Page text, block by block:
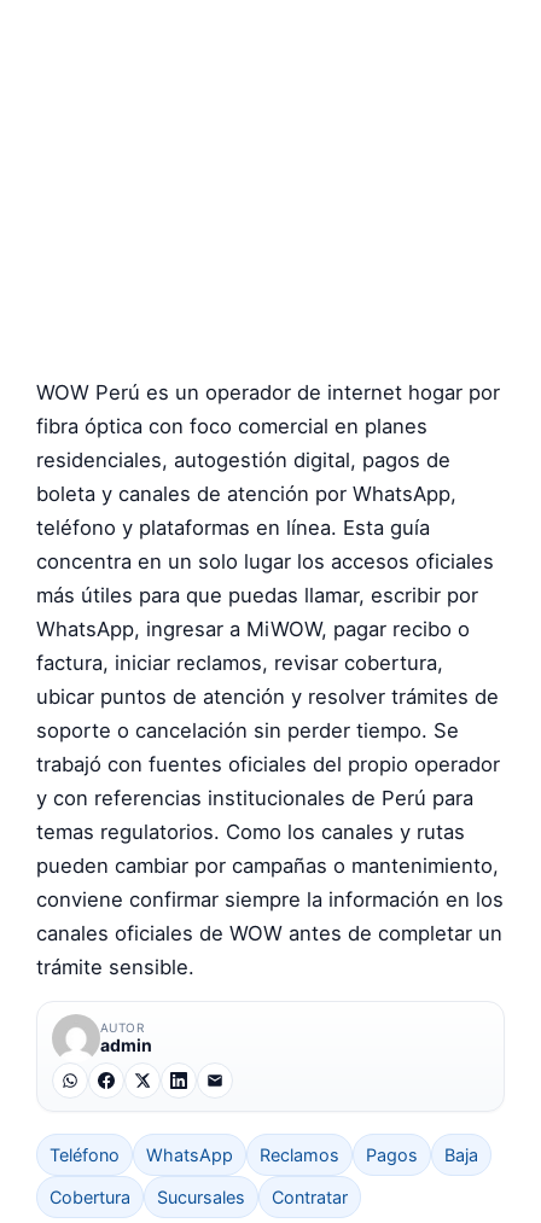
WOW Perú es un operador de internet hogar por
fibra óptica con foco comercial en planes
residenciales, autogestión digital, pagos de
boleta y canales de atención por WhatsApp,
teléfono y plataformas en línea. Esta guía
concentra en un solo lugar los accesos oficiales
más útiles para que puedas llamar, escribir por
WhatsApp, ingresar a MiWOW, pagar recibo o
factura, iniciar reclamos, revisar cobertura,
ubicar puntos de atención y resolver trámites de
soporte o cancelación sin perder tiempo. Se
trabajó con fuentes oficiales del propio operador
y con referencias institucionales de Perú para
temas regulatorios. Como los canales y rutas
pueden cambiar por campañas o mantenimiento,
conviene confirmar siempre la información en los
canales oficiales de WOW antes de completar un
trámite sensible.
AUTOR
admin
Teléfono WhatsApp Reclamos Pagos Baja
Cobertura Sucursales Contratar